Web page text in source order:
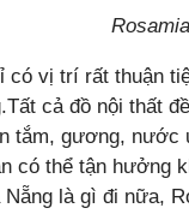
có vị trí rất thuận
cả đồ nội thất
tắm, gương, nước
có thể tận hưởng
là gì đi nữa,